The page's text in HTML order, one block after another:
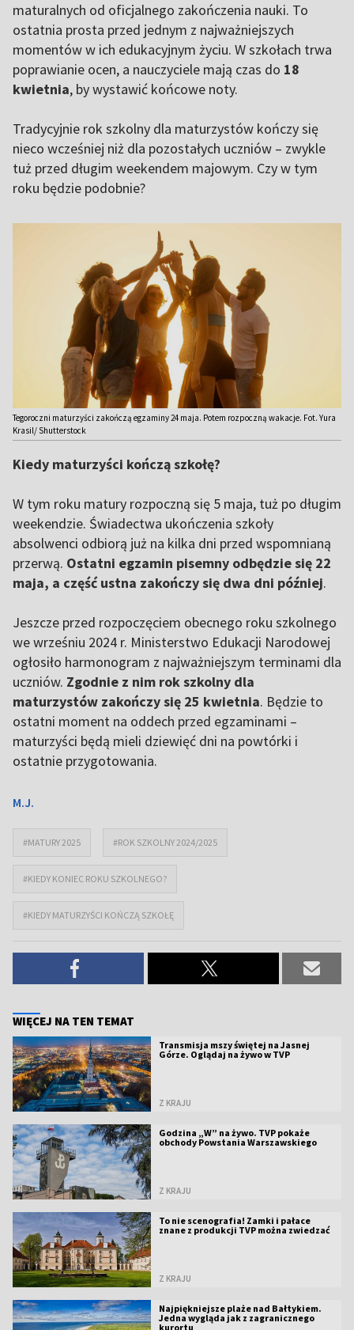
maturalnych od oficjalnego zakończenia nauki. To
ostatnia prosta przed jednym z najważniejszych
momentów w ich edukacyjnym życiu. W szkołach trwa
poprawianie ocen, a nauczyciele mają czas do 18
kwietnia, by wystawić końcowe noty.
Tradycyjnie rok szkolny dla maturzystów kończy się
nieco wcześniej niż dla pozostałych uczniów – zwykle
tuż przed długim weekendem majowym. Czy w tym
roku będzie podobnie?
Tegoroczni maturzyści zakończą egzaminy 24 maja. Potem rozpoczną wakacje. Fot. Yura
Krasil/ Shutterstock
Kiedy maturzyści kończą szkołę?
W tym roku matury rozpoczną się 5 maja, tuż po długim
weekendzie. Świadectwa ukończenia szkoły
absolwenci odbiorą już na kilka dni przed wspomnianą
przerwą. Ostatni egzamin pisemny odbędzie się 22
maja, a część ustna zakończy się dwa dni później.
Jeszcze przed rozpoczęciem obecnego roku szkolnego
we wrześniu 2024 r. Ministerstwo Edukacji Narodowej
ogłosiło harmonogram z najważniejszym terminami dla
uczniów. Zgodnie z nim rok szkolny dla
maturzystów zakończy się 25 kwietnia. Będzie to
ostatni moment na oddech przed egzaminami –
maturzyści będą mieli dziewięć dni na powtórki i
ostatnie przygotowania.
M.J.
#MATURY 2025 #ROK SZKOLNY 2024/2025
#KIEDY KONIEC ROKU SZKOLNEGO?
#KIEDY MATURZYŚCI KOŃCZĄ SZKOŁĘ
WIĘCEJ NA TEN TEMAT
Transmisja mszy świętej na Jasnej
Górze. Oglądaj na żywo w TVP
Z KRAJU
Godzina „W” na żywo. TVP pokaże
obchody Powstania Warszawskiego
Z KRAJU
To nie scenografia! Zamki i pałace
znane z produkcji TVP można zwiedzać
Z KRAJU
Najpiękniejsze plaże nad Bałtykiem.
Jedna wygląda jak z zagranicznego
kurortu